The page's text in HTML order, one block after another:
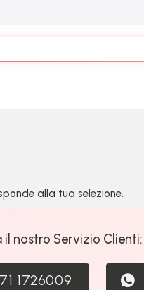
alla tua selezione.
nostro Servizio Clienti:
1726009